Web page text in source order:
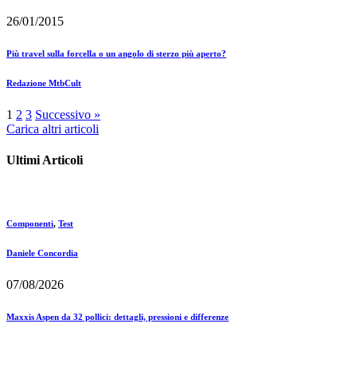
26/01/2015
Più travel sulla forcella o un angolo di sterzo più aperto?
Redazione MtbCult
1 2 3 Successivo »
Carica altri articoli
Ultimi Articoli
Componenti, Test
Daniele Concordia
07/08/2026
Maxxis Aspen da 32 pollici: dettagli, pressioni e differenze